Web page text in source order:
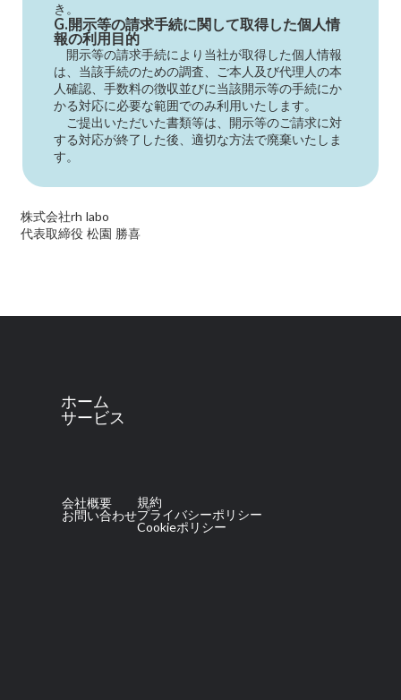
き。
G.開示等の請求手続に関して取得した個人情
報の利用目的
開示等の請求手続により当社が取得した個人情報
は、当該手続のための調査、ご本人及び代理人の本
人確認、手数料の徴収並びに当該開示等の手続にか
かる対応に必要な範囲でのみ利用いたします。
ご提出いただいた書類等は、開示等のご請求に対
する対応が終了した後、適切な方法で廃棄いたしま
す。
株式会社rh labo
代表取締役 松園 勝喜
ホーム
サービス
会社概要
お問い合わせ
規約
プライバシーポリシー
Cookieポリシー